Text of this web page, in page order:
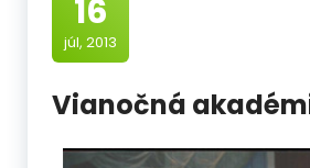
16
júl, 2013
Vianočná